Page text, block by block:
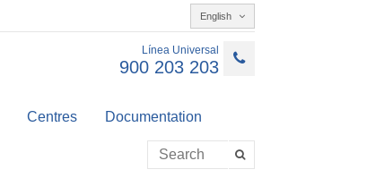
English
Línea Universal
900 203 203
Centres Documentation